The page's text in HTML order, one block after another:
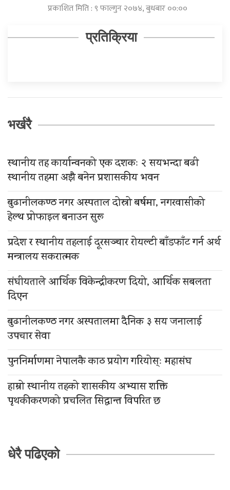
प्रकाशित मिति : ९ फाल्गुन २०७४, बुधबार ००:००
प्रतिक्रिया
भर्खरै
स्थानीय तह कार्यान्वनको एक दशकः २ सयभन्दा बढी
स्थानीय तहमा अझै बनेन प्रशासकीय भवन
बुढानीलकण्ठ नगर अस्पताल दोस्रो बर्षमा, नगरवासीको
हेल्थ प्रोफाइल बनाउन सुरू
प्रदेश र स्थानीय तहलाई दूरसञ्चार रोयल्टी बाँडफाँट गर्न अर्थ
मन्त्रालय सकरात्मक
संघीयताले आर्थिक विकेन्द्रीकरण दियो, आर्थिक सबलता
दिएन
बुढानीलकण्ठ नगर अस्पतालमा दैनिक ३ सय जनालाई
उपचार सेवा
पुननिर्माणमा नेपालकै काठ प्रयोग गरियोस्ः महासंघ
हाम्रो स्थानीय तहको शासकीय अभ्यास शक्ति
पृथकीकरणको प्रचलित सिद्धान्त विपरित छ
धेरै पढिएको